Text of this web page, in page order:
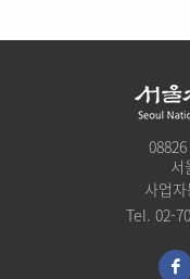
서
사업
Tel. 02-